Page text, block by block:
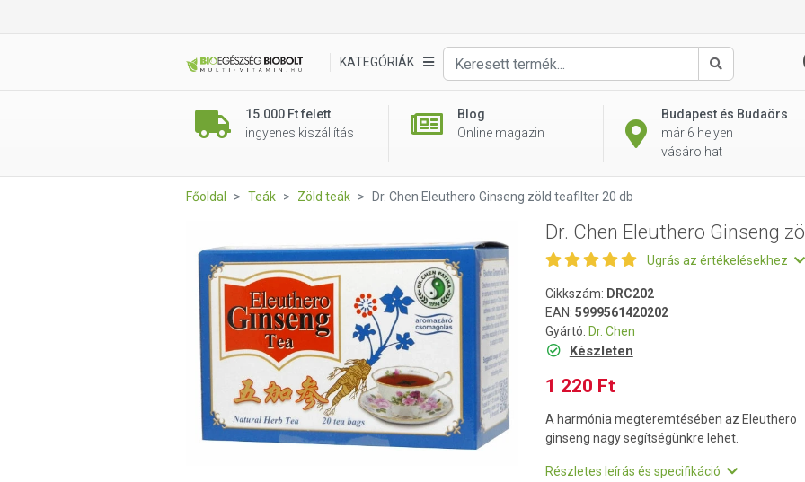
KATEGÓRIÁK
Keresés
15.000 Ft felett
ingyenes kiszállítás
Blog
Online magazin
Budapest és Budaörs
már 6 helyen
vásárolhat
Főoldal Teák Zöld teák Dr. Chen Eleuthero Ginseng zöld teafilter 20 db
Dr. Chen Eleuthero Ginseng
Ugrás az értékelésekhez
Cikkszám: DRC202
EAN: 5999561420202
Gyártó: Dr. Chen
Készleten
1 220 Ft
A harmónia megteremtésében az Eleuthero
ginseng nagy segítségünkre lehet.
Részletes leírás és specifikáció